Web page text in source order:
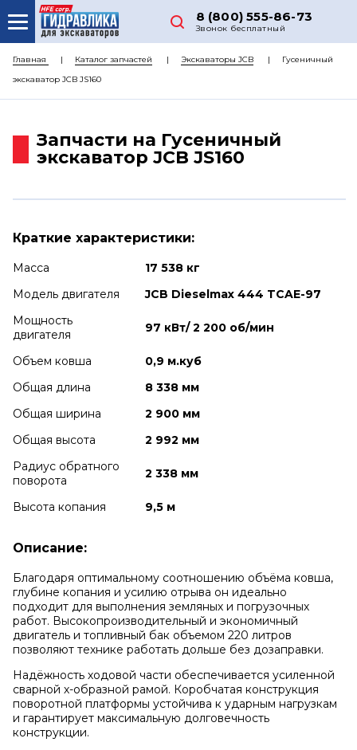
8 (800) 555-86-73
Звонок бесплатный
О НАС
ДОСТАВКА
Главная Каталог запчастей Экскаваторы JCB
Гусеничный
экскаватор JCB JS160
Запчасти на Гусеничный
экскаватор JCB JS160
Краткие характеристики:
Масса
17 538 кг
Модель двигателя
JCB Dieselmax 444 TCAE-97
Мощность
двигателя
97 кВт/ 2 200 об/мин
Объем ковша
0,9 м.куб
Общая длина
8 338 мм
Общая ширина
2 900 мм
Общая высота
2 992 мм
Радиус обратного
поворота
2 338 мм
Высота копания 9,5 м
Описание:
Благодаря оптимальному соотношению объёма ковша,
глубине копания и усилию отрыва он идеально
подходит для выполнения земляных и погрузочных
работ. Высокопроизводительный и экономичный
двигатель и топливный бак объемом 220 литров
позволяют технике работать дольше без дозаправки.
Надёжность ходовой части обеспечивается усиленной
сварной х-образной рамой. Коробчатая конструкция
поворотной платформы устойчива к ударным нагрузкам
и гарантирует максимальную долговечность
конструкции.